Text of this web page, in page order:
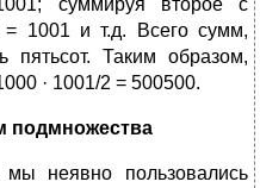
суммируя второе с
1001 и т.д. Всего сумм,
пятьсот. Таким образом,
· 1001/2 = 500500.
подмножества
неявно пользовались